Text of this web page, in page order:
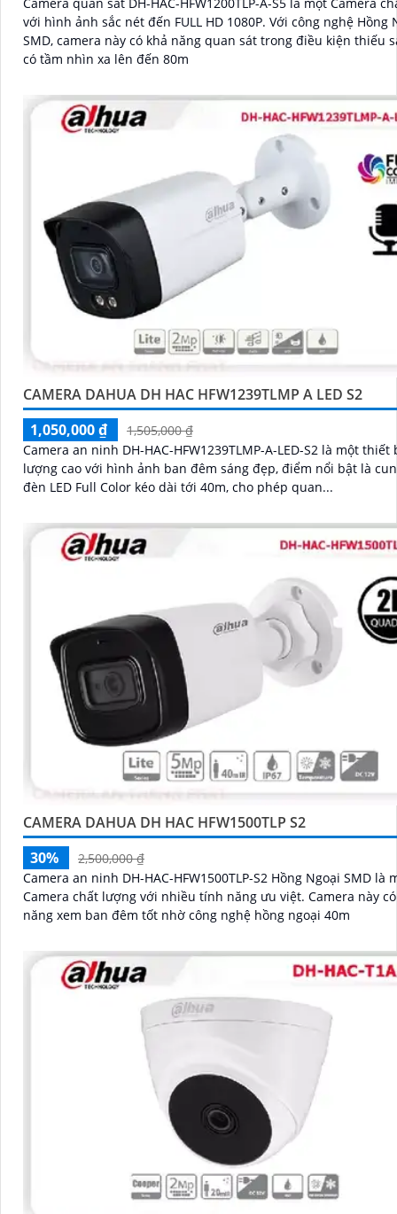
với hình ảnh sắc nét đến FULL HD 1080P. Với công nghệ Hồng Ngoại
SMD, camera này có khả năng quan sát trong điều kiện thiếu
có tầm nhìn xa lên đến 80m
CAMERA DAHUA DH HAC HFW1239TLMP A LED S2
1,050,000 ₫
1,505,000 ₫
Camera an ninh DH-HAC-HFW1239TLMP-A-LED-S2 là một thiết
lượng cao với hình ảnh ban đêm sáng đẹp, điểm nổi bật là
đèn LED Full Color kéo dài tới 40m, cho phép quan...
CAMERA DAHUA DH HAC HFW1500TLP S2
30%
2,500,000 ₫
Camera an ninh DH-HAC-HFW1500TLP-S2 Hồng Ngoại SMD là
Camera chất lượng với nhiều tính năng ưu việt. Camera này có khả
năng xem ban đêm tốt nhờ công nghệ hồng ngoại 40m